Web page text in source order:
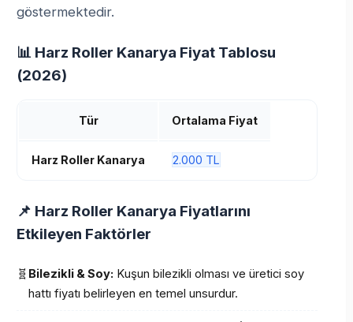
göstermektedir.
📊 Harz Roller Kanarya Fiyat Tablosu
(2026)
Tür Ortalama Fiyat
Harz Roller Kanarya 2.000 TL
📌 Harz Roller Kanarya Fiyatlarını
Etkileyen Faktörler
🧬 Bilezikli & Soy: Kuşun bilezikli olması ve üretici soy
hattı fiyatı belirleyen en temel unsurdur.